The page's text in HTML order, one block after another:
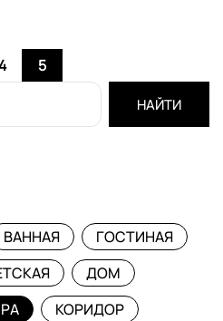
5
НАЙТИ
ВАННАЯ
ГОСТИНАЯ
ДОМ
КОРИДОР